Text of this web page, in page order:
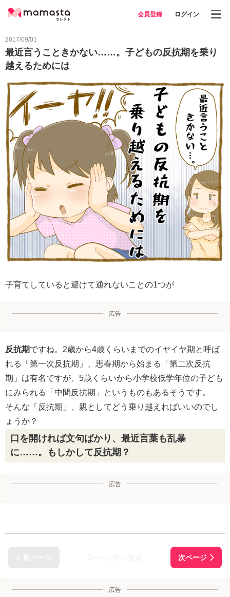
会員登録 ログイン
2017/09/01
最近言うこときかない……。子どもの反抗期を乗り
越えるためには
子育てしていると避けて通れないことの1つが
広告
反抗期ですね。2歳から4歳くらいまでのイヤイヤ期と呼ば
れる「第一次反抗期」、思春期から始まる「第二次反抗
期」は有名ですが、5歳くらいから小学校低学年位の子ども
にみられる「中間反抗期」というものもあるそうです。
そんな「反抗期」、親としてどう乗り越えればいいのでし
ょうか？
口を開ければ文句ばかり、最近言葉も乱暴
に……。もしかして反抗期？
広告
広告